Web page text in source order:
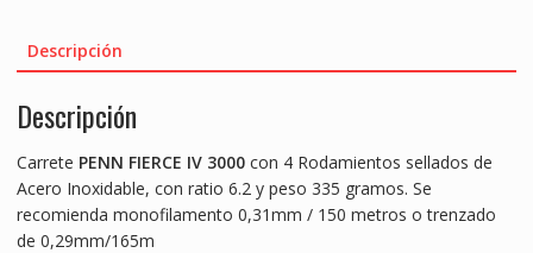
e
b
o
o
k
itt
er l s
p
p
e
g
er
e
Descripción
Descripción
Carrete PENN FIERCE IV 3000con 4 Rodamientos sellados de
Acero Inoxidable, con ratio 6.2 y peso 335 gramos. Se
recomienda monofilamento 0,31mm / 150 metros o trenzado
de 0,29mm/165m